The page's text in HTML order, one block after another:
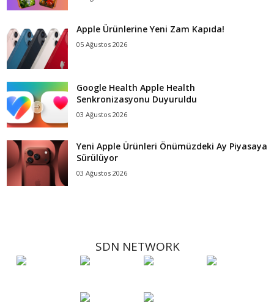
Apple Ürünlerine Yeni Zam Kapıda!
05 Ağustos 2026
Google Health Apple Health
Senkronizasyonu Duyuruldu
03 Ağustos 2026
Yeni Apple Ürünleri Önümüzdeki Ay Piyasaya
Sürülüyor
03 Ağustos 2026
SDN NETWORK